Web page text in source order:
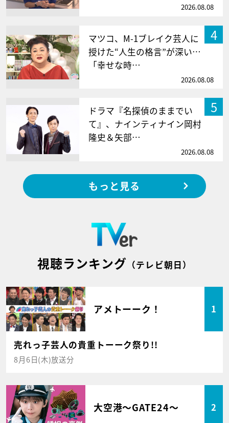
2026.08.08
4
マツコ、M-1ブレイク芸人に
授けた“人生の格言”が深い…
「幸せな時…
2026.08.08
5
ドラマ『名探偵のままでい
て』、ナインティナイン岡村
隆史＆矢部…
2026.08.08
もっと見る
視聴ランキング （テレビ朝日）
アメトーーク！ 1
売れっ子芸人の貴重トーーク祭り!!
8月6日(木)放送分
大空港～GATE24～ 2